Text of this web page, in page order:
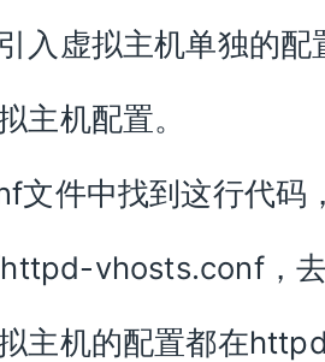
入虚拟主机单独的配
主机配置。
文件中找到这行代码
vhosts.conf，
主机的配置都在